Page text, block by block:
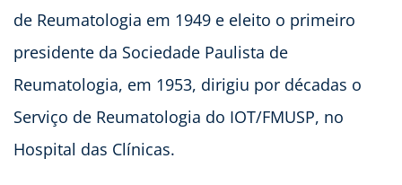
de Reumatologia em 1949 e eleito o primeiro
presidente da Sociedade Paulista de
Reumatologia, em 1953, dirigiu por décadas o
Serviço de Reumatologia do IOT/FMUSP, no
Hospital das Clínicas.